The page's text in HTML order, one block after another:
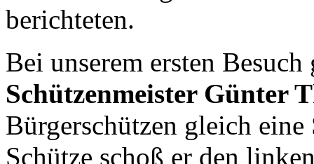
berichteten.
Bei unserem ersten
Schützenmeister Günter
Bürgerschützen gleich
Schütze schoß er den